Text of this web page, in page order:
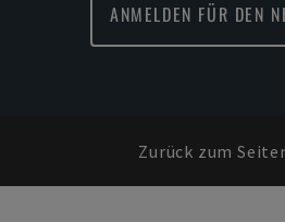
ANMELDEN FÜR DEN
Zurück zum